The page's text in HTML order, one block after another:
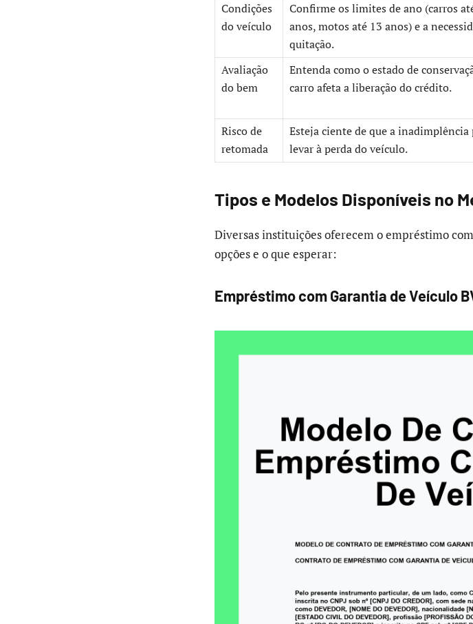
Condições
do veículo
Confirme os limites de ano (carros
anos, motos até 13 anos) e a
quitação.
Avaliação
do bem
Entenda como o estado de
carro afeta a liberação do crédito.
Risco de
retomada
Esteja ciente de que a inadimplência
levar à perda do veículo.
Tipos e Modelos Disponíveis no
Diversas instituições oferecem o empréstimo
opções e o que esperar:
Empréstimo com Garantia de Veículo